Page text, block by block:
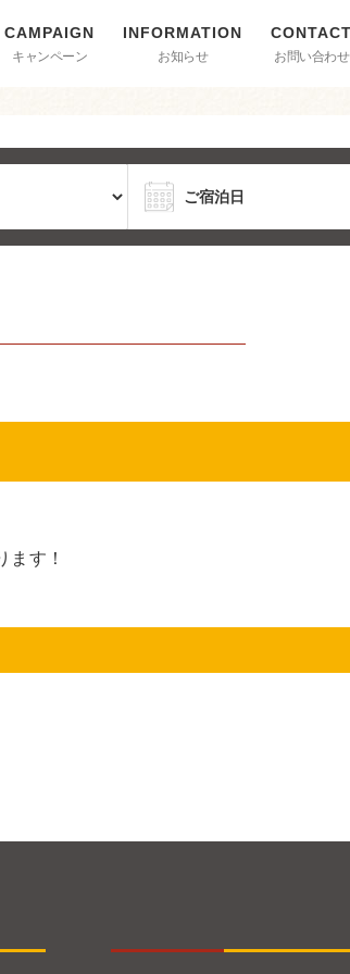
キャンペーン お知らせ お問い合わせ
す！